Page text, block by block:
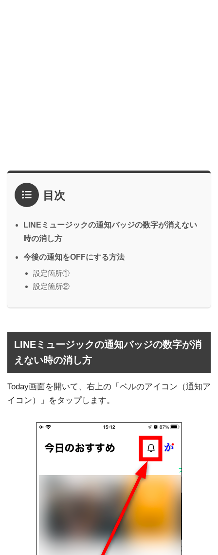
目次
LINEミュージックの通知バッジの数字が消えない
時の消し方
今後の通知をOFFにする方法
設定箇所①
設定箇所②
LINEミュージックの通知バッジの数字が消
えない時の消し方
Today画面を開いて、右上の「ベルのアイコン（通知ア
イコン）」をタップします。